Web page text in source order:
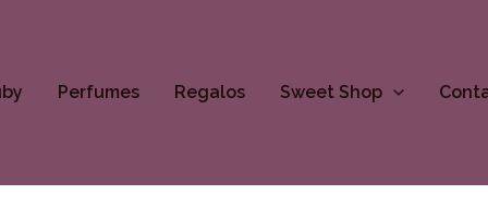
Perfumes Regalos Sweet Shop